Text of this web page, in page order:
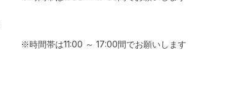
※時間帯は11:00 ～ 17:00間でお願いします